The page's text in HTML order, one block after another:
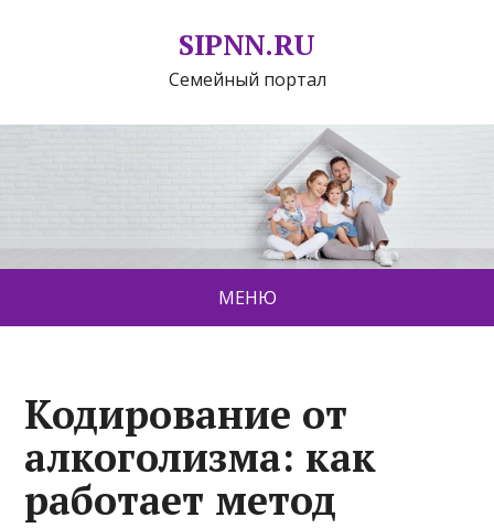
SIPNN.RU
Семейный портал
МЕНЮ
Кодирование от
алкоголизма: как
работает метод